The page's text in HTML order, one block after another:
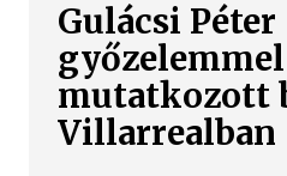
Gulácsi Péter
győzelemmel
mutatkozott
Villarrealban